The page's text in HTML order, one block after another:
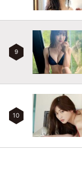
9
10